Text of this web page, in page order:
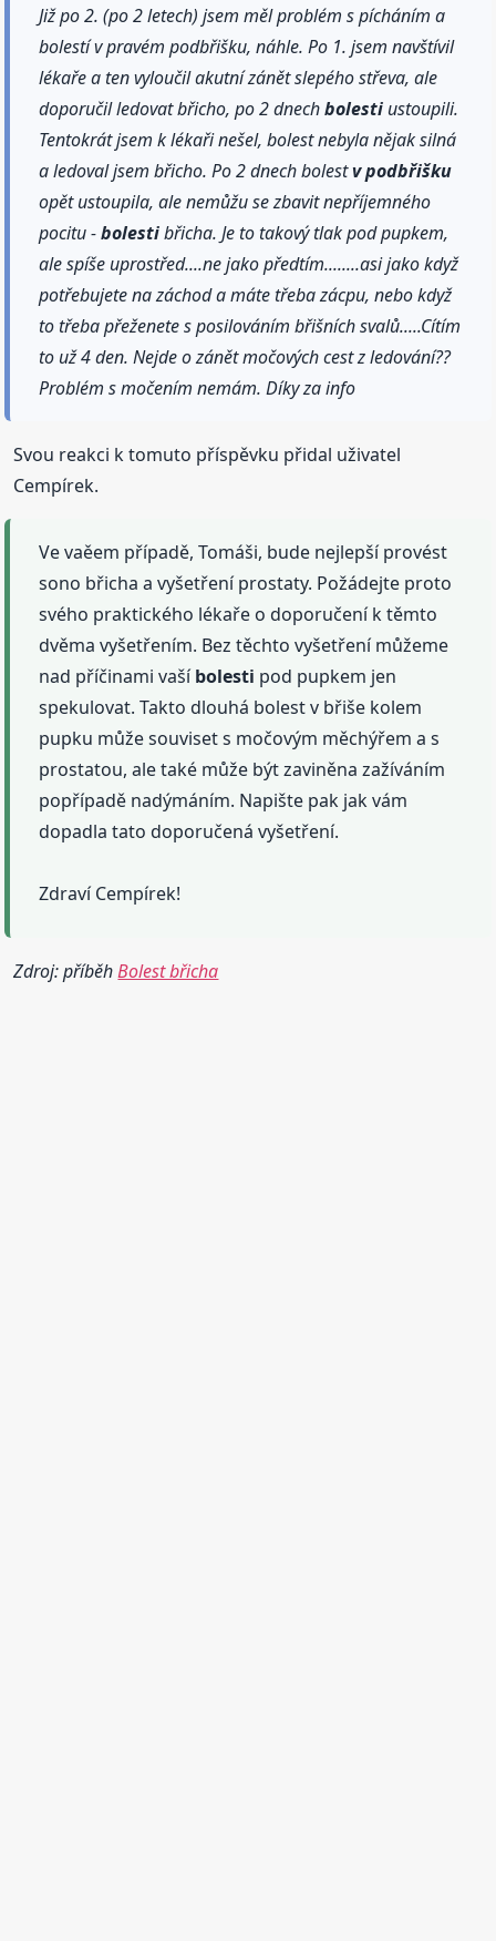
Již po 2. (po 2 letech) jsem měl problém s pícháním a
bolestí v pravém podbřišku, náhle. Po 1. jsem navštívil
lékaře a ten vyloučil akutní zánět slepého střeva, ale
doporučil ledovat břicho, po 2 dnechbolesti ustoupili.
Tentokrát jsem k lékaři nešel, bolest nebyla nějak silná
a ledoval jsem břicho. Po 2 dnech bolestv podbřišku
opět ustoupila, ale nemůžu se zbavit nepříjemného
pocitu -bolestibřicha. Je to takový tlak pod pupkem,
ale spíše uprostřed....ne jako předtím........asi jako když
potřebujete na záchod a máte třeba zácpu, nebo když
to třeba přeženete s posilováním břišních svalů.....Cítím
to už 4 den. Nejde o zánět močových cest z ledování??
Problém s močením nemám. Díky za info
Svou reakci k tomuto příspěvku přidal uživatel
Cempírek.
Ve vaěem případě, Tomáši, bude nejlepší provést
sono břicha a vyšetření prostaty. Požádejte proto
svého praktického lékaře o doporučení k těmto
dvěma vyšetřením. Bez těchto vyšetření můžeme
nad příčinami vašíbolesti pod pupkem jen
spekulovat. Takto dlouhá bolest v břiše kolem
pupku může souviset s močovým měchýřem a s
prostatou, ale také může být zaviněna zažíváním
popřípadě nadýmáním. Napište pak jak vám
dopadla tato doporučená vyšetření.
Zdraví Cempírek!
Zdroj: příběhBolest břicha